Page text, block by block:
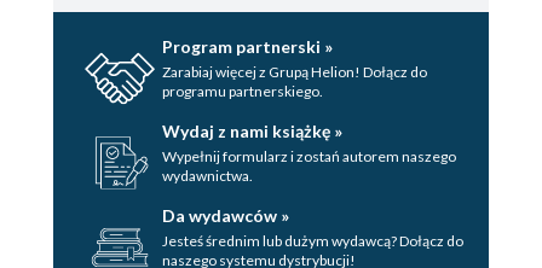
Program partnerski »
Zarabiaj więcej z Grupą Helion! Dołącz do
programu partnerskiego.
Wydaj z nami książkę »
Wypełnij formularz i zostań autorem naszego
wydawnictwa.
Da wydawców »
Jesteś średnim lub dużym wydawcą? Dołącz do
naszego systemu dystrybucji!